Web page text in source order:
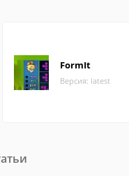
FormIt
Версия: latest